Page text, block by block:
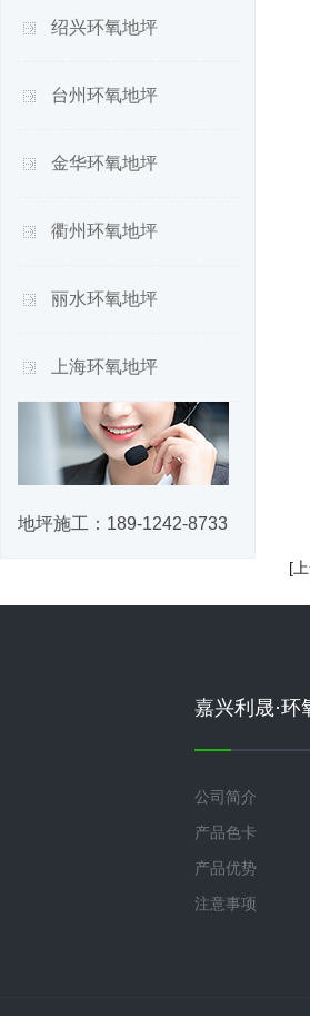
绍兴环氧地坪
台州环氧地坪
金华环氧地坪
衢州环氧地坪
丽水环氧地坪
上海环氧地坪
地坪施工： 189-1242-8733
[
嘉兴利晟·环
公司简介
产品色卡
产品优势
注意事项